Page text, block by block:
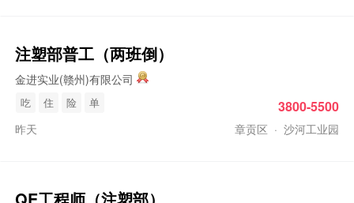
注塑部普工（两班倒）
金进实业(赣州)有限公司
吃 住 险 单
昨天 章贡区 · 沙河工业园
3800-5500